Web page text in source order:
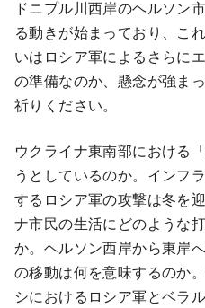
ドニプル川西岸のヘルソン
る動きが始まっており、こ
いはロシア軍によるさらに
の準備なのか、懸念が強ま
祈りください。
ウクライナ東南部における
うとしているのか。インフ
するロシア軍の攻撃は冬を
ナ市民の生活にどのような
か。ヘルソン西岸から東岸
の移動は何を意味するのか
シにおけるロシア軍とベラ